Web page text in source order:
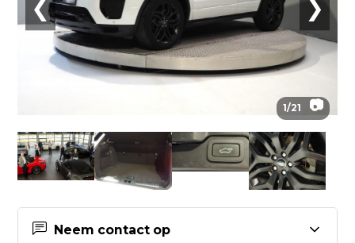
❮ ❯
1/21 📷
Neem contact op